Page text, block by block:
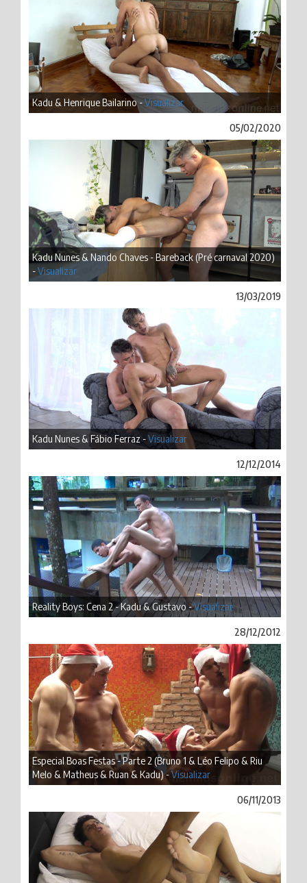
Kadu & Henrique Bailarino -Visualizar
05/02/2020
Kadu Nunes & Nando Chaves - Bareback (Pré carnaval 2020)
-Visualizar
13/03/2019
Kadu Nunes & Fábio Ferraz -Visualizar
12/12/2014
Reality Boys: Cena 2 - Kadu & Gustavo -Visualizar
28/12/2012
Especial Boas Festas - Parte 2 (Bruno 1 & Léo Felipo & Riu
Melo & Matheus & Ruan & Kadu) -Visualizar
06/11/2013